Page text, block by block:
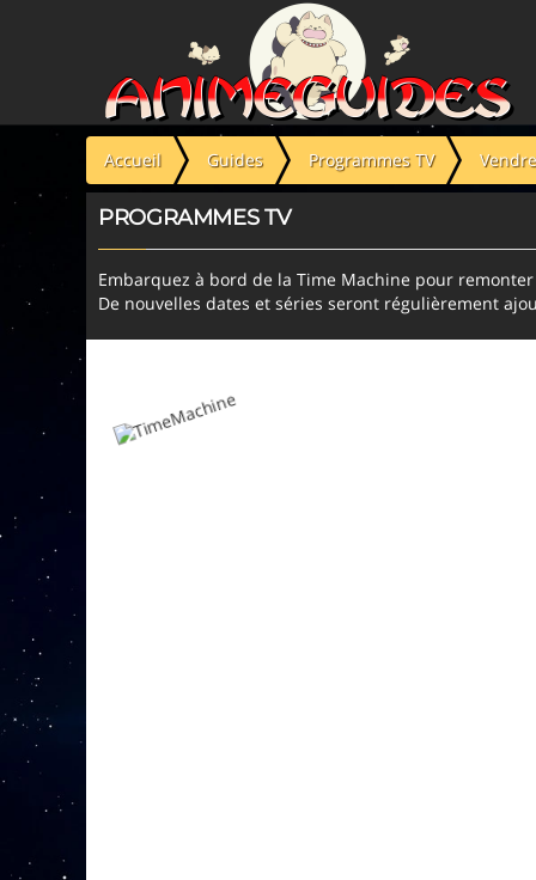
Accueil Guides Programmes TV
PROGRAMMES TV
Embarquez à bord de la Time Machine pour
De nouvelles dates et séries seront régulièrement